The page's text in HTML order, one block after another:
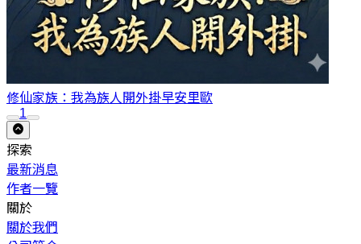
修仙家族：我為族人開外掛早安里歐
1
探索
最新消息
作者一覽
關於
關於我們